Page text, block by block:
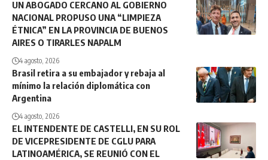
UN ABOGADO CERCANO AL GOBIERNO
NACIONAL PROPUSO UNA “LIMPIEZA
ÉTNICA” EN LA PROVINCIA DE BUENOS
AIRES O TIRARLES NAPALM
4 agosto, 2026
Brasil retira a su embajador y rebaja al
mínimo la relación diplomática con
Argentina
4 agosto, 2026
EL INTENDENTE DE CASTELLI, EN SU ROL
DE VICEPRESIDENTE DE CGLU PARA
LATINOAMÉRICA, SE REUNIÓ CON EL